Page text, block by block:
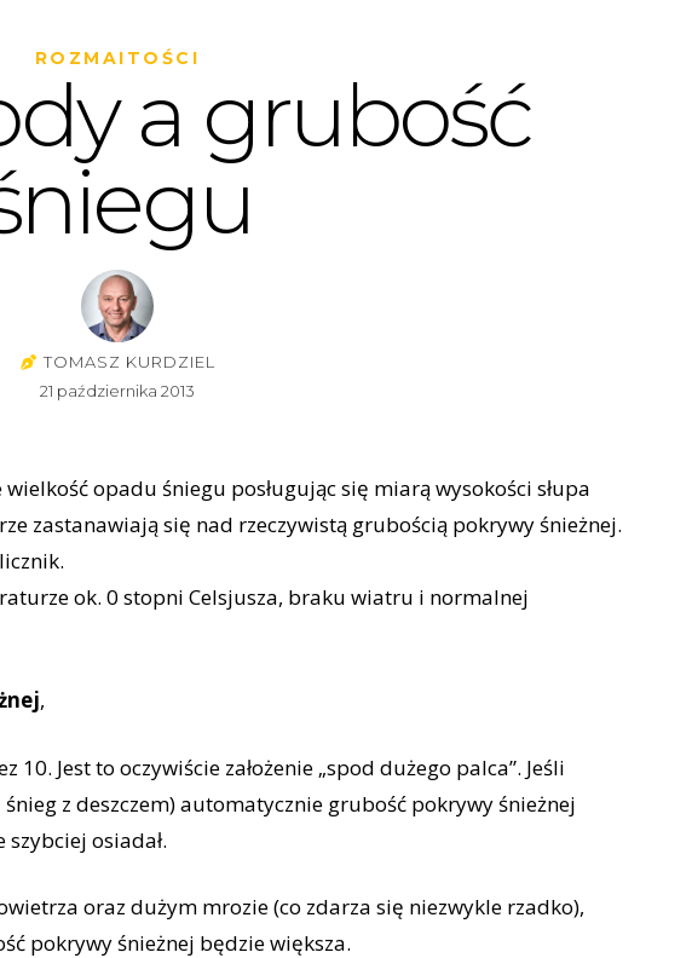
ROZMAITOŚCI
a grubość
TOMASZ KURDZIEL
21 października 2013
opadu śniegu posługując się miarą wysokości słupa
zastanawiają się nad rzeczywistą grubością pokrywy śnieżnej.
ok. 0 stopni Celsjusza, braku wiatru i normalnej
,
Jest to oczywiście założenie „spod dużego palca”. Jeśli
z deszczem) automatycznie grubość pokrywy śnieżnej
osiadał.
oraz dużym mrozie (co zdarza się niezwykle rzadko),
pokrywy śnieżnej będzie większa.